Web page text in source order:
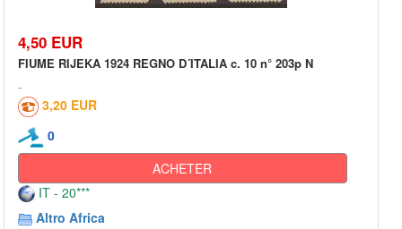
4,50 EUR
FIUME RIJEKA 1924 REGNO D´ITALIA c. 10 n° 203p N
3,20 EUR
0
ACHETER
IT - 20***
Altro Africa